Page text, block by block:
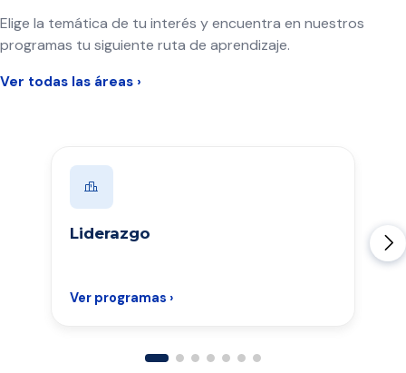
Elige la temática de tu interés y encuentra en nuestros
programas tu siguiente ruta de aprendizaje.
Ver todas las áreas ›
Liderazgo
Ver programas ›